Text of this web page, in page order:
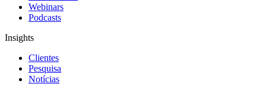
Webinars
Podcasts
Insights
Clientes
Pesquisa
Notícias